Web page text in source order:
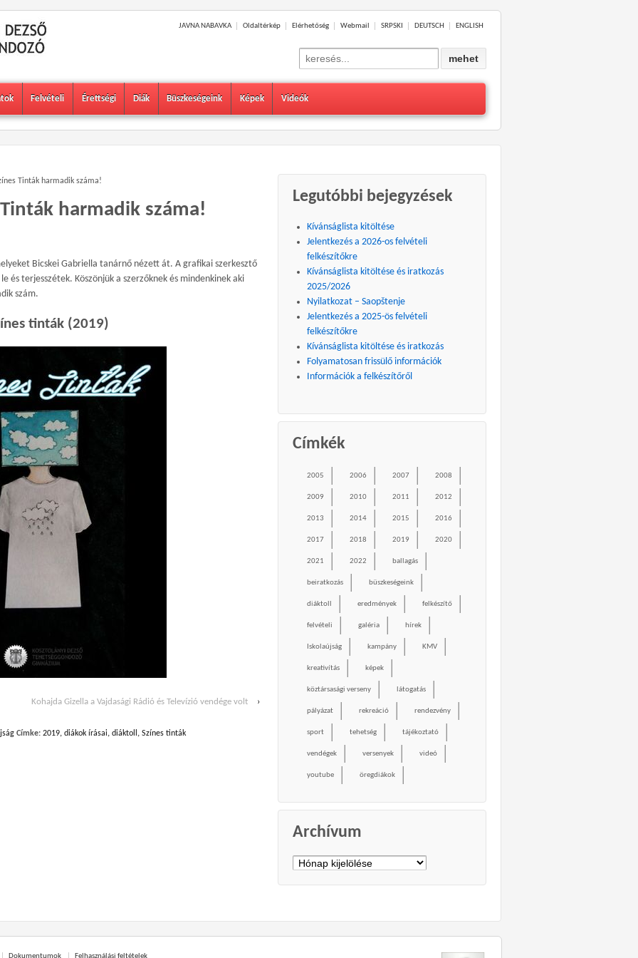
JAVNA NABAVKA Oldaltérkép Elérhetőség Webmail SRPSKI DEUTSCH ENGLISH
Search
for:
Felvételi Érettségi Diák Büszkeségeink Képek Videók
Tinták harmadik száma!
harmadik száma!
Bicskei Gabriella tanárnő nézett át. A grafikai szerkesztő
és terjesszétek. Köszönjük a szerzőknek és mindenkinek aki
szám.
tinták (2019)
Kohajda Gizella a Vajdasági Rádió és Televízió vendége volt ›
Címke: 2019, diákok írásai, diáktoll , Színes tinták
Legutóbbi bejegyzések
Kívánságlista kitöltése
Jelentkezés a 2026-os felvételi
felkészítőkre
Kívánságlista kitöltése és iratkozás
2025/2026
Nyilatkozat – Saopštenje
Jelentkezés a 2025-ös felvételi
felkészítőkre
Kívánságlista kitöltése és iratkozás
Folyamatosan frissülő információk
Információk a felkészítőről
Címkék
2005 2006 2007 2008
2009 2010 2011 2012
2013 2014 2015 2016
2017 2018 2019 2020
2021 2022 ballagás
beiratkozás büszkeségeink
diáktoll eredmények felkészítő
felvételi galéria hírek
Iskolaújság kampány KMV
kreativítás képek
köztársasági verseny látogatás
pályázat rekreáció rendezvény
sport tehetség tájékoztató
vendégek versenyek videó
youtube öregdiákok
Archívum
Archívum
Dokumentumok Felhasználási feltételek